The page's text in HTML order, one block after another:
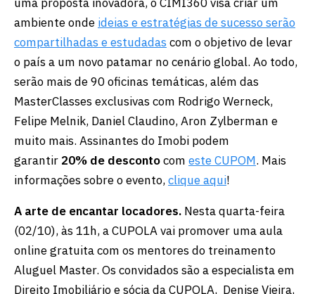
ambiente onde ideias e estratégias de sucesso serão
compartilhadas e estudadas com o objetivo de levar
o país a um novo patamar no cenário global. Ao todo,
serão mais de 90 oficinas temáticas, além das
MasterClasses exclusivas com Rodrigo Werneck,
Felipe Melnik, Daniel Claudino, Aron Zylberman e
muito mais. Assinantes do Imobi podem
garantir 20% de descontocom este CUPOM. Mais
informações sobre o evento,clique aqui!
A arte de encantar locadores. Nesta quarta-feira
(02/10), às 11h, a CUPOLA vai promover uma aula
online gratuita com os mentores do treinamento
Aluguel Master. Os convidados são a especialista em
Direito Imobiliário e sócia da CUPOLA, Denise Vieira,